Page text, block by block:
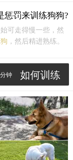
狗狗的性格有一部
。但是后天的饲养
非常重要的。
惩罚来训练狗狗?
始可走得慢一些，然
，然后精进熟练。
，避免惩罚。8.你
体验，惩罚有太多
分钟 如何训练